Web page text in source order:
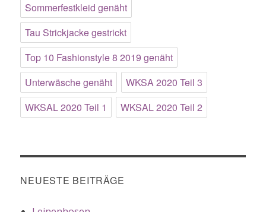
Sommerfestkleid genäht
Tau Strickjacke gestrickt
Top 10 Fashionstyle 8 2019 genäht
Unterwäsche genäht
WKSA 2020 Teil 3
WKSAL 2020 Teil 1
WKSAL 2020 Teil 2
NEUESTE BEITRÄGE